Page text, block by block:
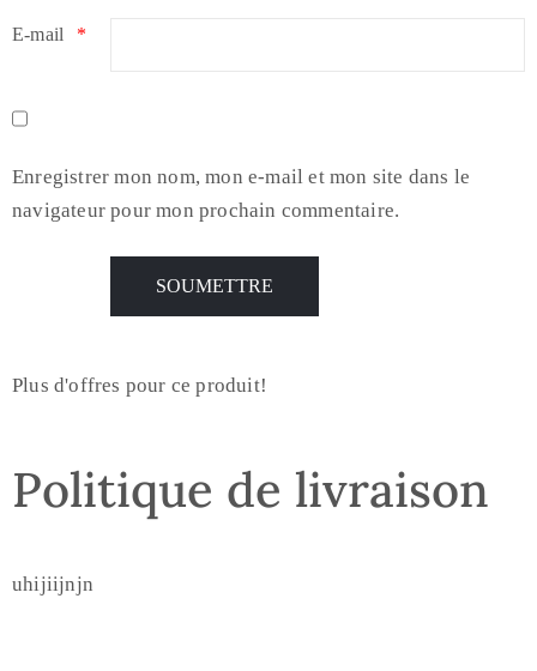
E-mail *
Enregistrer mon nom, mon e-mail et mon site dans le
navigateur pour mon prochain commentaire.
Plus d'offres pour ce produit!
Politique de livraison
uhijiijnjn